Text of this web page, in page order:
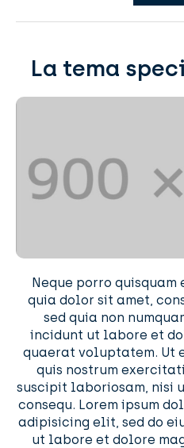
La tema
Neque porro quisquam
quia dolor sit amet,
sed quia non
incidunt ut labore et
quaerat voluptatem. Ut
quis nostrum
suscipit laboriosam, nisi
consequ. Lorem ipsum
adipisicing elit, sed do
ut labore et dolore